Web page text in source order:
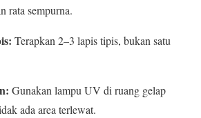
rata sempurna.
Terapkan 2–3 lapis tipis, bukan satu
Gunakan lampu UV di ruang gelap
ada area terlewat.